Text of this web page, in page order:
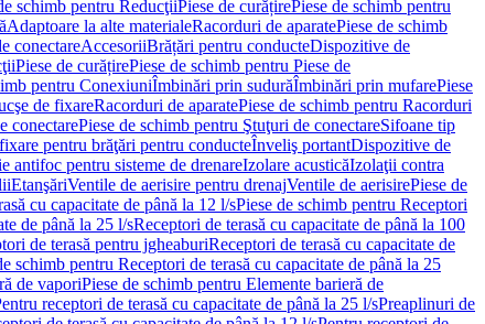
schimb pentru ReducţiiPiese de curățirePiese de schimb pentru
Adaptoare la alte materialeRacorduri de aparatePiese de schimb
conectareAccesoriiBrățări pentru conducteDispozitive de
Piese de curățirePiese de schimb pentru Piese de
pentru ConexiuniÎmbinări prin sudurăÎmbinări prin mufarePiese
de fixareRacorduri de aparatePiese de schimb pentru Racorduri
conectarePiese de schimb pentru Ştuţuri de conectareSifoane tip
pentru brăţări pentru conducteÎnveliş portantDispozitive de
antifoc pentru sisteme de drenareIzolare acusticăIzolaţii contra
EtanşăriVentile de aerisire pentru drenajVentile de aerisirePiese de
cu capacitate de până la 12 l/sPiese de schimb pentru Receptori
de până la 25 l/sReceptori de terasă cu capacitate de până la 100
de terasă pentru jgheaburiReceptori de terasă cu capacitate de
schimb pentru Receptori de terasă cu capacitate de până la 25
de vaporiPiese de schimb pentru Elemente barieră de
receptori de terasă cu capacitate de până la 25 l/sPreaplinuri de